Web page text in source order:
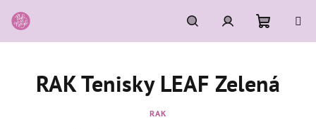
na
obsah
HledatPřihlášeníNákupní
košík
RAK Tenisky LEAF Zelená
RAK